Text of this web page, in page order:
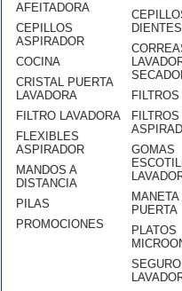
AFEITADORA
CEPILLOS
ASPIRADOR
COCINA
CRISTAL PUERTA
LAVADORA
FILTRO LAVADORA
FLEXIBLES
ASPIRADOR
MANDOS A
DISTANCIA
PILAS
PROMOCIONES
DIENTES
FILTROS
FILTROS
GOMAS
MANETA
PUERTA
PLATOS